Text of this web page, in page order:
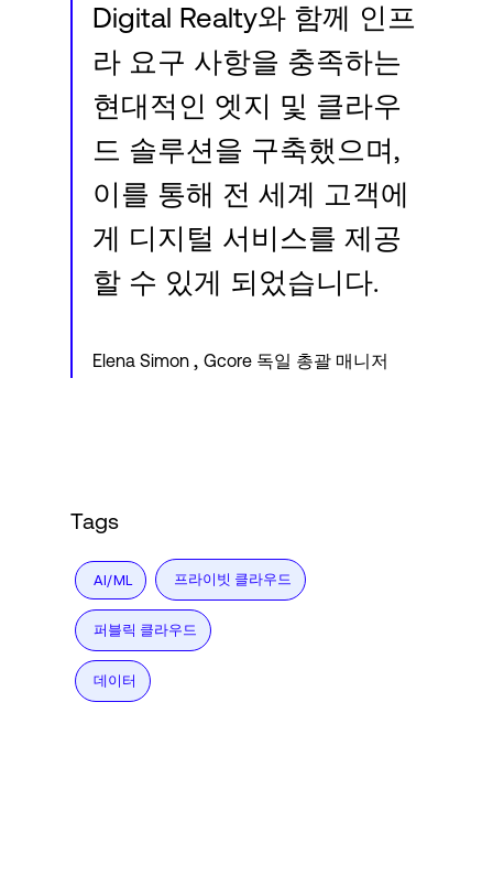
Digital Realty와 함께 인프
라 요구 사항을 충족하는
현대적인 엣지 및 클라우
드 솔루션을 구축했으며,
이를 통해 전 세계 고객에
게 디지털 서비스를 제공
할 수 있게 되었습니다.
Elena Simon , Gcore 독일 총괄 매니저
Tags
AI/ML 프라이빗 클라우드
퍼블릭 클라우드
데이터